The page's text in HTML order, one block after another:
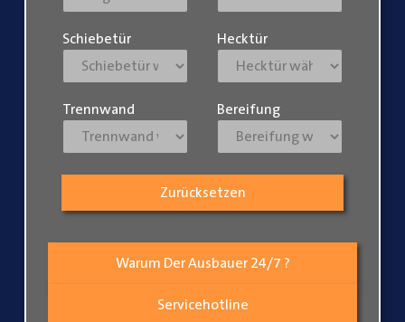
Warum Der Ausbauer 24/7 ?
Servicehotline
Schiebetür Hecktür
Trennwand Bereifung
Zurücksetzen